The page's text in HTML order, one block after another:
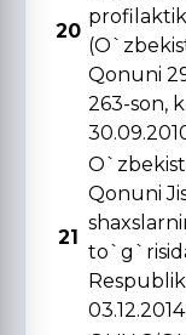
20
Qonuni
263-son,
21
Qonuni